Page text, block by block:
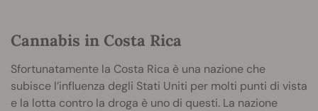
Cannabis in Costa Rica
Sfortunatamente la Costa Rica è una nazione che
subisce l’influenza degli Stati Uniti per molti punti di vista
e la lotta contro la droga è uno di questi. La nazione